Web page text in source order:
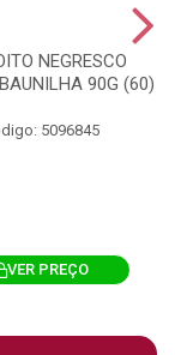
NEGRESCO
90G (60)
5096845
VER PREÇO